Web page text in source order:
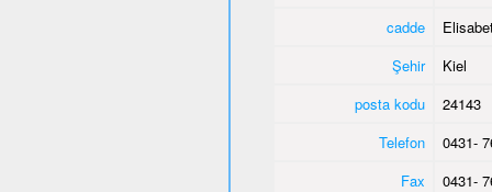
cadde
Şehir
Kiel
posta kodu
24143
Telefon
0431-
Fax
0431-